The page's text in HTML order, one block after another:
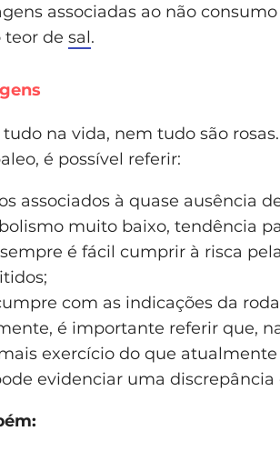
associadas ao não
teor de sal.
na vida, nem tudo são
é possível referir:
associados à quase ausência
muito baixo, tendência
é fácil cumprir à risca
com as indicações da
é importante referir que,
exercício do que
evidenciar uma discrepância